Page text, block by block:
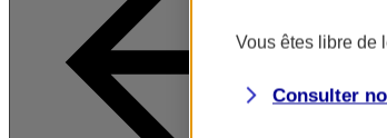
Vous êtes libre de
Consulter